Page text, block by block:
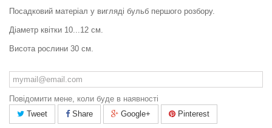
Посадковий матеріал у вигляді бульб першого розбору.
Діаметр квітки 10...12 см.
Висота рослини 30 см.
Повідомити мене, коли буде в наявності
Tweet
Share Google+ Pinterest